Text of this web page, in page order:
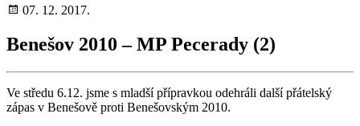
07. 12. 2017.
Benešov 2010 – MP Pecerady (2)
Ve středu 6.12. jsme s mladší přípravkou odehráli další přátelský
zápas v Benešově proti Benešovským 2010.